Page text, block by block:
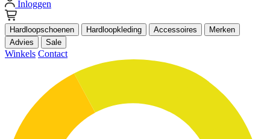
Inloggen
Hardloopschoenen Hardloopkleding Accessoires
Merken
Advies
Sale
Winkels Contact